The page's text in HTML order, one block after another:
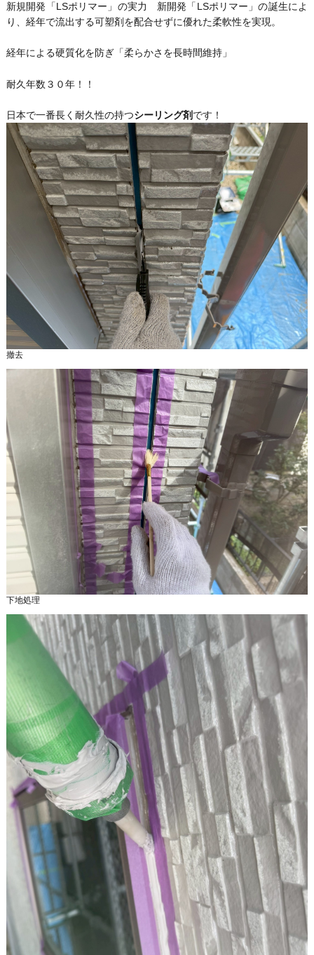
新規開発「LSポリマー」の実力 新開発「LSポリマー」の誕生によ
り、経年で流出する可塑剤を配合せずに優れた柔軟性を実現。
経年による硬質化を防ぎ「柔らかさを長時間維持」
耐久年数３０年！！
日本で一番長く耐久性の持つシーリング剤です！
撤去
下地処理